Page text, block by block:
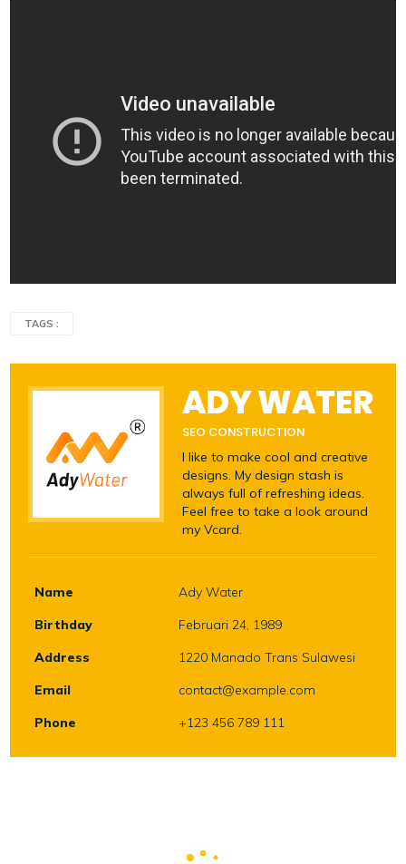
TAGS :
ADY WATER
SEO CONSTRUCTION
I like to make cool and creative
designs. My design stash is
always full of refreshing ideas.
Feel free to take a look around
my Vcard.
Name
Ady Water
Birthday
Februari 24, 1989
Address
1220 Manado Trans Sulawesi
Email
contact@example.com
Phone
+123 456 789 111